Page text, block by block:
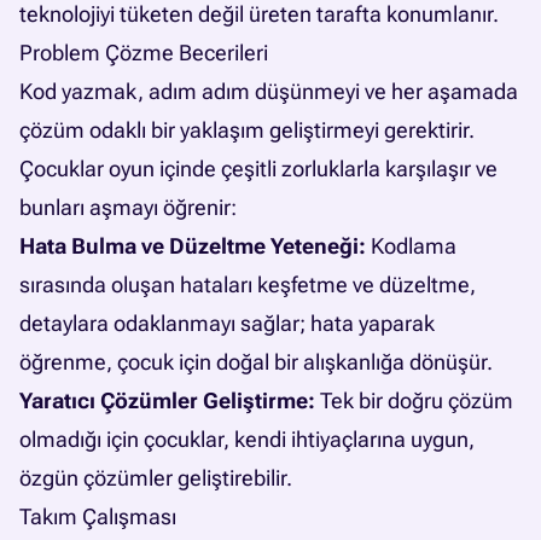
teknolojiyi tüketen değil üreten tarafta konumlanır.
Problem Çözme Becerileri
Kod yazmak, adım adım düşünmeyi ve her aşamada
çözüm odaklı bir yaklaşım geliştirmeyi gerektirir.
Çocuklar oyun içinde çeşitli zorluklarla karşılaşır ve
bunları aşmayı öğrenir:
Hata Bulma ve Düzeltme Yeteneği: Kodlama
sırasında oluşan hataları keşfetme ve düzeltme,
detaylara odaklanmayı sağlar; hata yaparak
öğrenme, çocuk için doğal bir alışkanlığa dönüşür.
Yaratıcı Çözümler Geliştirme: Tek bir doğru çözüm
olmadığı için çocuklar, kendi ihtiyaçlarına uygun,
özgün çözümler geliştirebilir.
Takım Çalışması